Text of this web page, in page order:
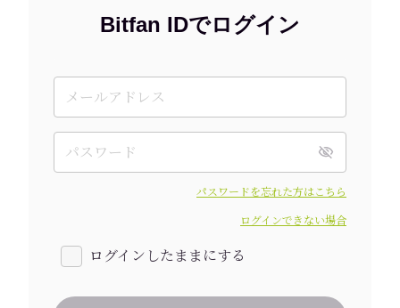
Bitfan IDでログイン
パスワードを忘れた方はこちら
ログインできない場合
ログインしたままにする